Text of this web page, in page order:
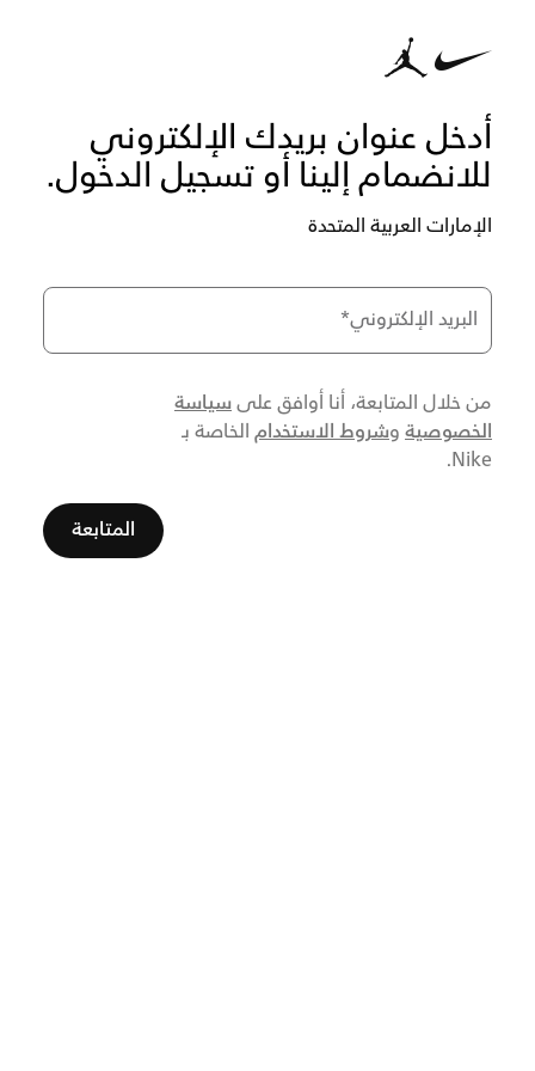
أدخل عنوان بريدك الإلكتروني
للانضمام إلينا أو تسجيل الدخول.
الإمارات العربية المتحدة
البريد الإلكتروني*
من خلال المتابعة، أنا أوافق علىسياسة
الخصوصية وشروط الاستخدام الخاصة بـ
Nike.
المتابعة